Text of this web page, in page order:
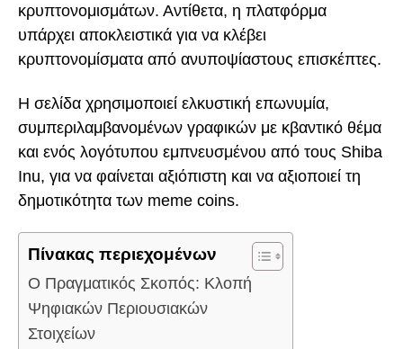
κρυπτονομισμάτων. Αντίθετα, η πλατφόρμα
υπάρχει αποκλειστικά για να κλέβει
κρυπτονομίσματα από ανυποψίαστους επισκέπτες.
Η σελίδα χρησιμοποιεί ελκυστική επωνυμία,
συμπεριλαμβανομένων γραφικών με κβαντικό θέμα
και ενός λογότυπου εμπνευσμένου από τους Shiba
Inu, για να φαίνεται αξιόπιστη και να αξιοποιεί τη
δημοτικότητα των meme coins.
Πίνακας περιεχομένων
Ο Πραγματικός Σκοπός: Κλοπή
Ψηφιακών Περιουσιακών
Στοιχείων